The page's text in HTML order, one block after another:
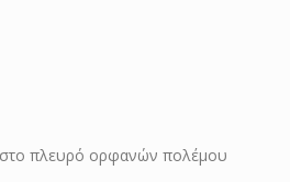
πλευρό ορφανών πολέμου